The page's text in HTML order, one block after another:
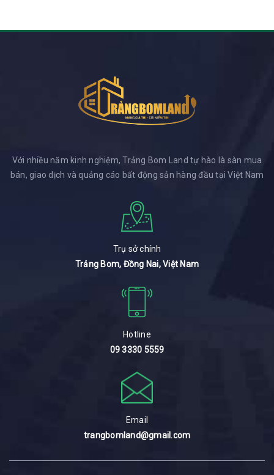
Với nhiều năm kinh nghiệm, Trảng Bom Land tự hào là sàn mua
bán, giao dịch và quảng cáo bất động sản hàng đầu tại Việt Nam
Trụ sở chính
Trảng Bom, Đồng Nai, Việt Nam
Hotline
09 3330 5559
Email
trangbomland@gmail.com